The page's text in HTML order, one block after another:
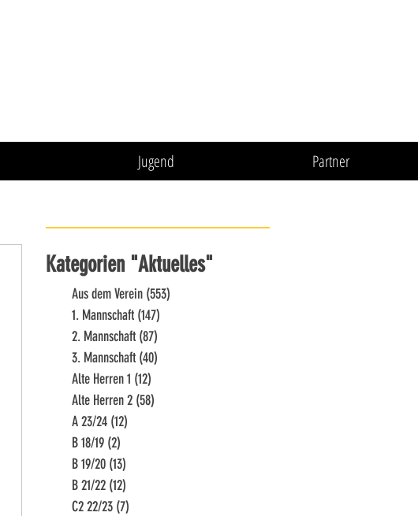
Jugend Partner
Kategorien "Aktuelles"
Aus dem Verein (553)
1. Mannschaft (147)
2. Mannschaft (87)
3. Mannschaft (40)
Alte Herren 1 (12)
Alte Herren 2 (58)
A 23/24 (12)
B 18/19 (2)
B 19/20 (13)
B 21/22 (12)
C2 22/23 (7)